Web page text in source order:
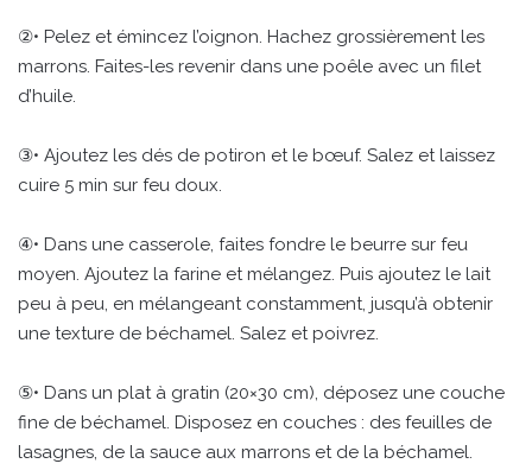
②• Pelez et émincez l’oignon. Hachez grossièrement les
marrons. Faites-les revenir dans une poêle avec un filet
d’huile.
③• Ajoutez les dés de potiron et le bœuf. Salez et laissez
cuire 5 min sur feu doux.
④• Dans une casserole, faites fondre le beurre sur feu
moyen. Ajoutez la farine et mélangez. Puis ajoutez le lait
peu à peu, en mélangeant constamment, jusqu’à obtenir
une texture de béchamel. Salez et poivrez.
⑤• Dans un plat à gratin (20×30 cm), déposez une couche
fine de béchamel. Disposez en couches : des feuilles de
lasagnes, de la sauce aux marrons et de la béchamel.